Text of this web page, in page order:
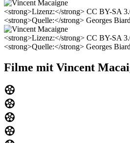
<strong>Lizenz:</strong> CC BY-SA
<strong>Quelle:</strong> Georges
<strong>Lizenz:</strong> CC BY-SA
<strong>Quelle:</strong> Georges
Filme mit Vincent